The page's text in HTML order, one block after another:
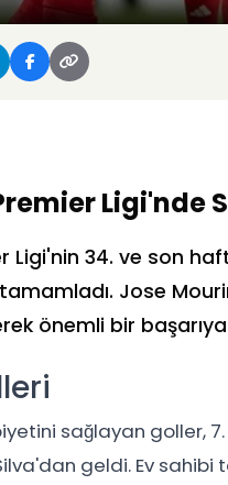
Ligi'nde
Ligi'nin 34. ve son
Jose
önemli bir
sağlayan goller,
geldi. Ev sahibi